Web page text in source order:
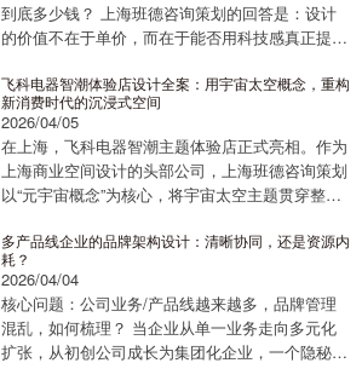
到底多少钱？ 上海班德咨询策划的回答是：设计
的价值不在于单价，而在于能否用科技感真正提升
体验店，就是最好的答案。 外立面：星际之
门，...
飞科电器智潮体验店设计全案：用宇宙太空概念，重构
新消费时代的沉浸式空间
2026/04/05
在上海，飞科电器智潮主题体验店正式亮相。作为
上海商业空间设计的头部公司，上海班德咨询策划
以“元宇宙概念”为核心，将宇宙太空主题贯穿整个
处细节都承载着“探索未知”的太空叙事。 外...
多产品线企业的品牌架构设计：清晰协同，还是资源内
耗？
2026/04/04
核心问题：公司业务/产品线越来越多，品牌管理
混乱，如何梳理？ 当企业从单一业务走向多元化
扩张，从初创公司成长为集团化企业，一个隐秘却